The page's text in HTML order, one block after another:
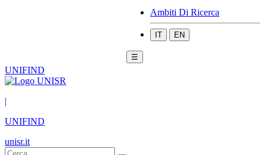
Ambiti Di Ricerca
IT EN
☰
UNIFIND
|
UNIFIND
unisr.it